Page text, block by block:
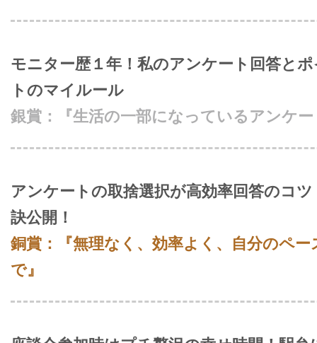
モニター歴１年！私のアンケート回答と
トのマイルール
銀賞：『生活の一部になっているアンケ
アンケートの取捨選択が高効率回答のコツ
訣公開！
銅賞：『無理なく、効率よく、自分のペー
で』